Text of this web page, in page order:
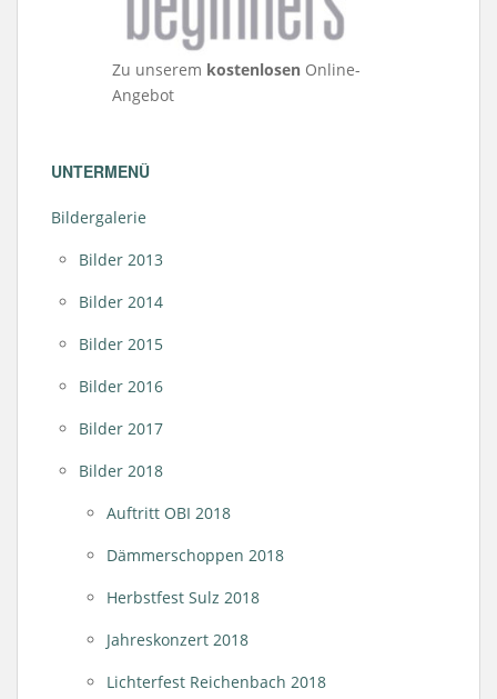
Zu unserem kostenlosen Online-
Angebot
UNTERMENÜ
Bildergalerie
Bilder 2013
Bilder 2014
Bilder 2015
Bilder 2016
Bilder 2017
Bilder 2018
Auftritt OBI 2018
Dämmerschoppen 2018
Herbstfest Sulz 2018
Jahreskonzert 2018
Lichterfest Reichenbach 2018